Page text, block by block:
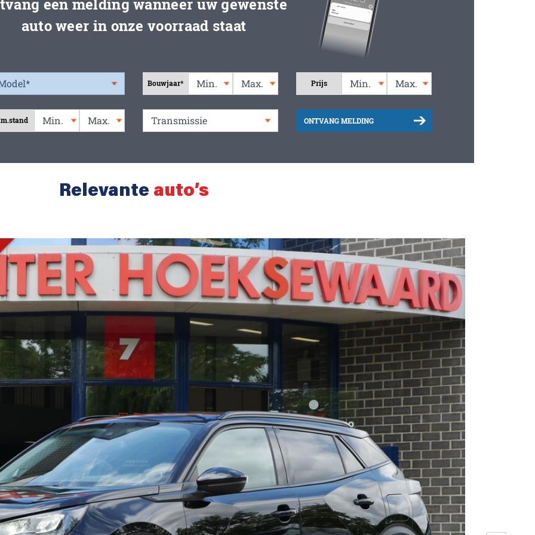
een melding wanneer uw gewenste
auto weer in onze voorraad staat
Bouwjaar* Prijs
ONTVANG MELDING
Relevante auto’s